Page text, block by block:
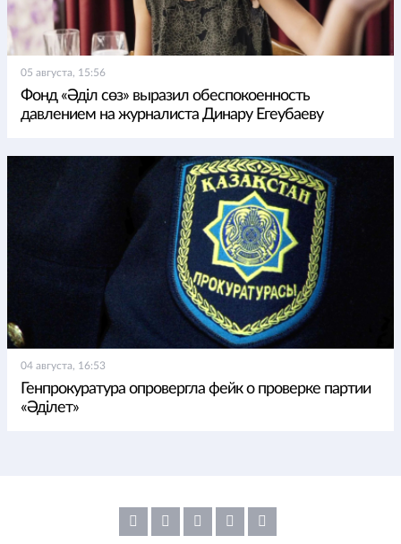
05 августа, 15:56
Фонд «Әділ сөз» выразил обеспокоенность
давлением на журналиста Динару Егеубаеву
04 августа, 16:53
Генпрокуратура опровергла фейк о проверке партии
«Әділет»